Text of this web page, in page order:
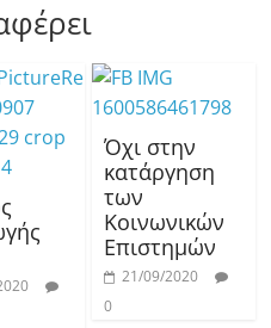
Όχι στην
κατάργηση
των
Κοινωνικών
Επιστημών
21/09/2020
0